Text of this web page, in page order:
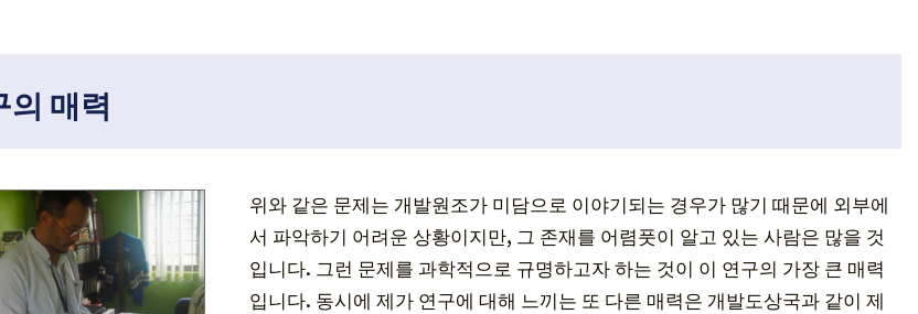
의 매력
위와 같은 문제는 개발원조가 미담으로 이야기되는 경우가 많기 때문에 외부에
서 파악하기 어려운 상황이지만, 그 존재를 어렴풋이 알고 있는 사람은 많을 것
입니다. 그런 문제를 과학적으로 규명하고자 하는 것이 이 연구의 가장 큰 매력
입니다. 동시에 제가 연구에 대해 느끼는 또 다른 매력은 개발도상국과 같이 제